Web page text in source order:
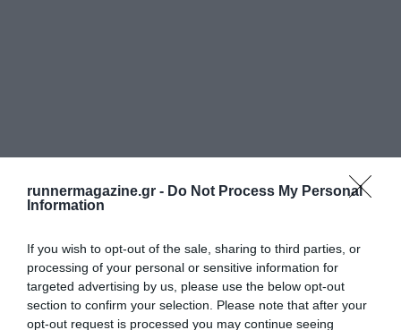
runnermagazine.gr - Do Not Process My Personal
Information
If you wish to opt-out of the sale, sharing to third parties, or
processing of your personal or sensitive information for
targeted advertising by us, please use the below opt-out
section to confirm your selection. Please note that after your
opt-out request is processed you may continue seeing